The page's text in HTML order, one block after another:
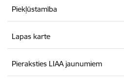
Piekļūstamība
Lapas karte
Pieraksties LIAA jaunumiem